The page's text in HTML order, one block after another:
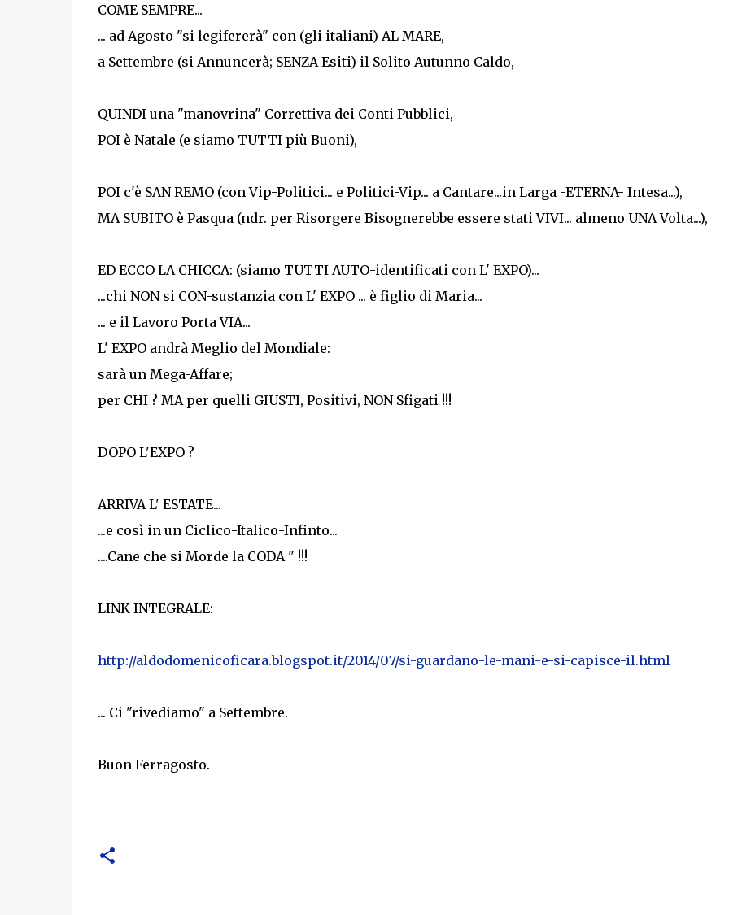
COME SEMPRE...
... ad Agosto "si legifererà" con (gli italiani) AL MARE,
a Settembre (si Annuncerà; SENZA Esiti) il Solito Autunno Caldo,
QUINDI una "manovrina" Correttiva dei Conti Pubblici,
POI è Natale (e siamo TUTTI più Buoni),
POI c'è SAN REMO (con Vip-Politici... e Politici-Vip... a Cantare...in Larga -ETERNA- Intesa...),
MA SUBITO è Pasqua (ndr. per Risorgere Bisognerebbe essere stati VIVI... almeno UNA Volta...),
ED ECCO LA CHICCA: (siamo TUTTI AUTO-identificati con L' EXPO)...
...chi NON si CON-sustanzia con L' EXPO ... è figlio di Maria...
... e il Lavoro Porta VIA...
L' EXPO andrà Meglio del Mondiale:
sarà un Mega-Affare;
per CHI ? MA per quelli GIUSTI, Positivi, NON Sfigati !!!
DOPO L'EXPO ?
ARRIVA L' ESTATE...
...e così in un Ciclico-Italico-Infinto...
....Cane che si Morde la CODA " !!!
LINK INTEGRALE:
http://aldodomenicoficara.blogspot.it/2014/07/si-guardano-le-mani-e-si-capisce-il.html
... Ci "rivediamo" a Settembre.
Buon Ferragosto.